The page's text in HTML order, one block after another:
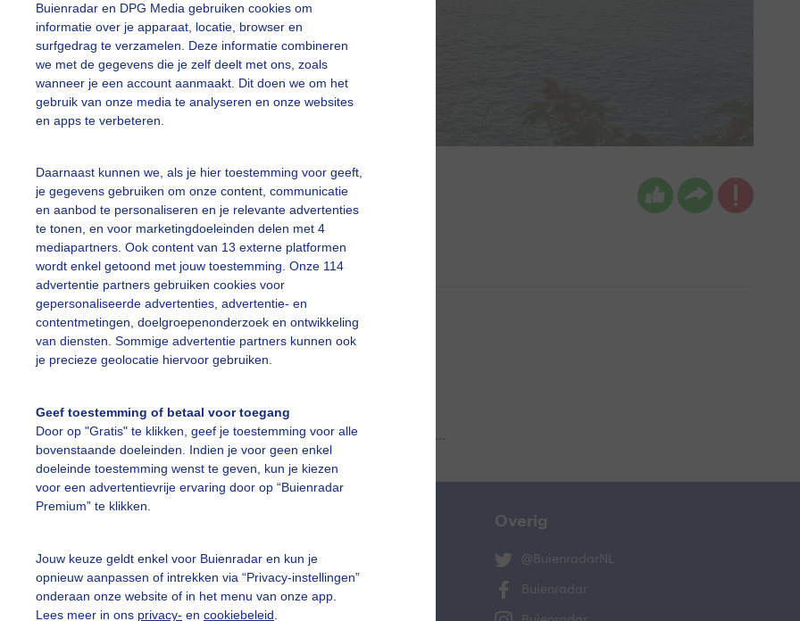
Buienradar en DPG Media gebruiken cookies om
informatie over je apparaat, locatie, browser en
surfgedrag te verzamelen. Deze informatie combineren
we met de gegevens die je zelf deelt met ons, zoals
wanneer je een account aanmaakt. Dit doen we om het
gebruik van onze media te analyseren en onze websites
en apps te verbeteren.
Daarnaast kunnen we, als je hier toestemming voor geeft,
je gegevens gebruiken om onze content, communicatie
en aanbod te personaliseren en je relevante advertenties
te tonen, en voor marketingdoeleinden delen met 4
mediapartners. Ook content van 13 externe platformen
wordt enkel getoond met jouw toestemming. Onze 114
advertentie partners gebruiken cookies voor
gepersonaliseerde advertenties, advertentie- en
contentmetingen, doelgroepenonderzoek en ontwikkeling
van diensten. Sommige advertentie partners kunnen ook
je precieze geolocatie hiervoor gebruiken.
Geef toestemming of betaal voor toegang
Door op "Gratis" te klikken, geef je toestemming voor alle
bovenstaande doeleinden. Indien je voor geen enkel
doeleinde toestemming wenst te geven, kun je kiezen
voor een advertentievrije ervaring door op “Buienradar
Premium” te klikken.
Jouw keuze geldt enkel voor Buienradar en kun je
opnieuw aanpassen of intrekken via “Privacy-instellingen”
onderaan onze website of in het menu van onze app.
Lees meer in ons privacy- en cookiebeleid
ria brasser Gemaakt: 18-01-2026, 39x bekeken
Woeligewolken Droog
slideshow
Een moment geduld aub...
vragen
De Bilt
Overig
@BuienradarNL
Buienradar